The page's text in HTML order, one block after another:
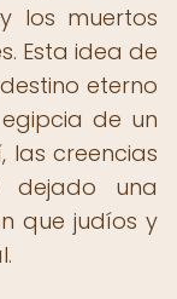
los muertos
Esta idea de
eterno
de un
las creencias
dejado una
que judíos y